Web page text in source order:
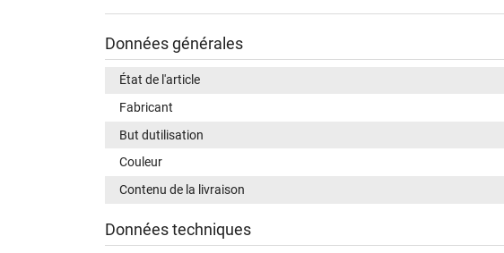
Données générales
État de l'article
Fabricant
But dutilisation
Couleur
Contenu de la livraison
Données techniques